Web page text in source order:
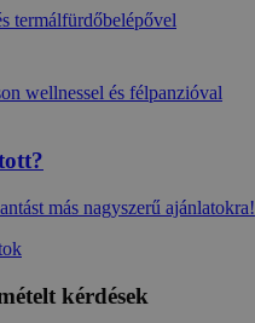
termálfürdőbelépővel
wellnessel és félpanzióval
más nagyszerű ajánlatokra!
kérdések